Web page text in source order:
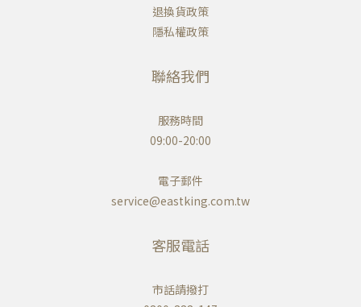
退換貨政策
隱私權政策
聯絡我們
服務時間
09:00-20:00
電子郵件
service@eastking.com.tw
客服電話
市話請撥打